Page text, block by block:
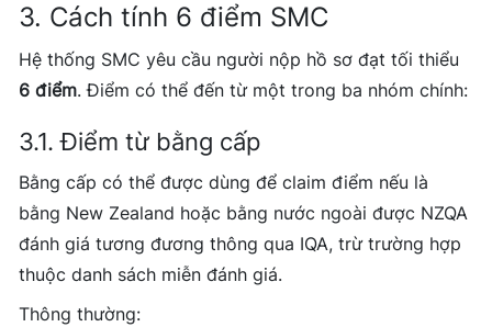
3. Cách tính 6 điểm SMC
Hệ thống SMC yêu cầu người nộp hồ sơ đạt tối thiểu
6 điểm. Điểm có thể đến từ một trong ba nhóm chính:
3.1. Điểm từ bằng cấp
Bằng cấp có thể được dùng để claim điểm nếu là
bằng New Zealand hoặc bằng nước ngoài được NZQA
đánh giá tương đương thông qua IQA, trừ trường hợp
thuộc danh sách miễn đánh giá.
Thông thường: